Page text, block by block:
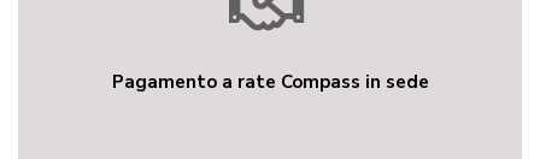
Pagamento a rate Compass in sede